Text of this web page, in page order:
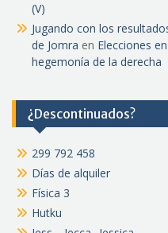
(V)
Jugando con los
de Jomra en Elecciones
hegemonía de la derecha
¿Descontinuados?
299 792 458
Días de alquiler
Física 3
Hutku